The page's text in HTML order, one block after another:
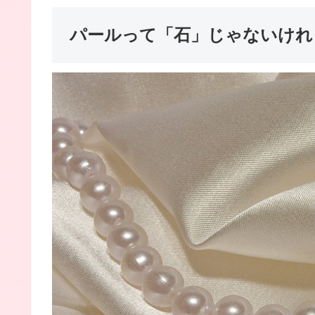
パールって「石」じゃないけ